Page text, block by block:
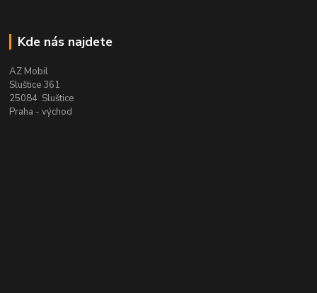
Kde nás najdete
AZ Mobil
Sluštice 361
25084 Sluštice
Praha - východ